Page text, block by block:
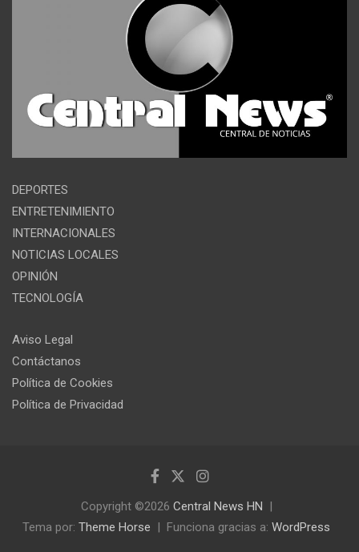
DEPORTES
ENTRETENIMIENTO
INTERNACIONALES
NOTICIAS LOCALES
OPINIÓN
TECNOLOGÍA
Aviso Legal
Contáctanos
Política de Cookies
Política de Privacidad
Copyright ©2026 Central News HN
Tema por: Theme Horse Funciona gracias a: WordPress